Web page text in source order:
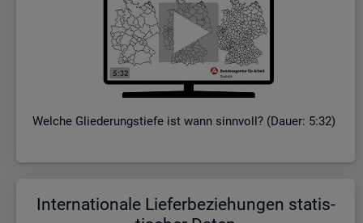
Wel­che Glie­de­rungs­tie­fe ist wann sinn­voll? (Dauer: 5:32)
In­ter­na­tio­na­le Lie­fer­be­zie­hun­gen sta­tis­